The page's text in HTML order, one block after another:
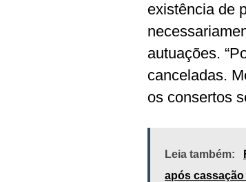
existência de
autuações.
canceladas.
os consertos
Leia também:
após